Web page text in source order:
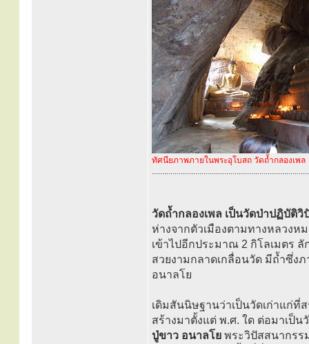
ทัศนียภาพภายในพระอุโบสถ วัดถ้ำกลองเพล
............................................................................
วัดถ้ำกลองเพล เป็นวัดป่าปฏิบัติ
ห่างจากตัวเมืองตามทางหลวงห
เข้าไปอีกประมาณ 2 กิโลเมตร
สวยงามกลาดเกลื่อนวัด มีถ้ำซึ่ง
อนาลโย
เดิมสันนิษฐานว่าเป็นวัดเก่าแก่
สร้างมาตั้งแต่ พ.ศ. ใด ต่อมาเป็
ปู่ขาว อนาลโย พระวิปัสสนากรร